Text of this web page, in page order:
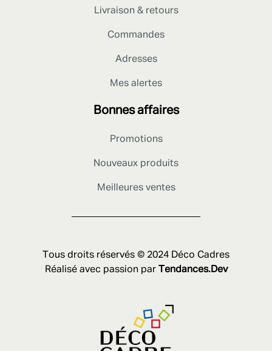
Livraison & retours
Commandes
Adresses
Mes alertes
Bonnes affaires
Promotions
Nouveaux produits
Meilleures ventes
Tous droits réservés © 2024 Déco Cadres
Réalisé avec passion par
Tendances.Dev